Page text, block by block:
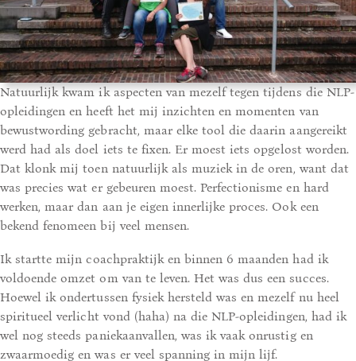
Natuurlijk kwam ik aspecten van mezelf tegen tijdens die NLP-
opleidingen en heeft het mij inzichten en momenten van
bewustwording gebracht, maar elke tool die daarin aangereikt
werd had als doel iets te fixen. Er moest iets opgelost worden.
Dat klonk mij toen natuurlijk als muziek in de oren, want dat
was precies wat er gebeuren moest. Perfectionisme en hard
werken, maar dan aan je eigen innerlijke proces. Ook een
bekend fenomeen bij veel mensen.
Ik startte mijn coachpraktijk en binnen 6 maanden had ik
voldoende omzet om van te leven. Het was dus een succes.
Hoewel ik ondertussen fysiek hersteld was en mezelf nu heel
spiritueel verlicht vond (haha) na die NLP-opleidingen, had ik
wel nog steeds paniekaanvallen, was ik vaak onrustig en
zwaarmoedig en was er veel spanning in mijn lijf.